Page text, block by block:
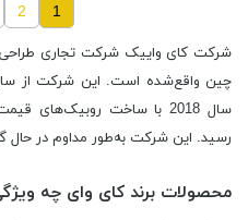
1
2
شرکت کای واییک شرکت تجاری
سال 2018 با ساخت
رسید. این شرکت به‌طور مداوم در
محصولات برند کای وای چه